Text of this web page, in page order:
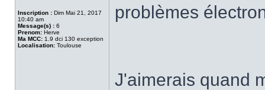
Inscription : Dim Mai 21, 2017
10:40 am
Message(s) : 6
Prenom: Herve
Ma MCC: 1.9 dci 130 exception
Localisation: Toulouse
problèmes
J'aimerais quand